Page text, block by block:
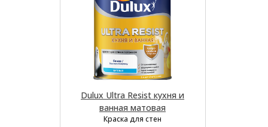
Dulux Ultra Resist кухня и
ванная матовая
Краска для стен